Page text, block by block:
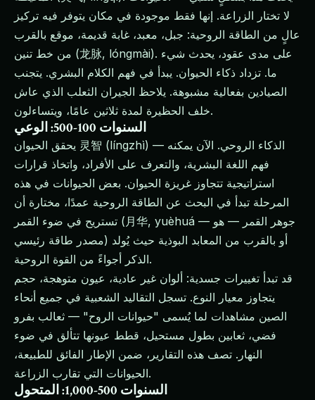
لا تختار الزراعة. إنها فقط موجودة في مكان يتوفر فيه تركيز
عالٍ من الطاقة الروحية: جبل، معبد، غابة قديمة، موقع بالقرب
من خط تنين (龙脉, lóngmài). على مدى عقود، يحدث شيء
ما. تزداد ذكاء الحيوان. يبدأ في فهم الكلام البشري. يتجنب
الصيادين بفعالية مشبوهة. يلاحظ الجيران الثعلب الذي عاش
خلف الحظيرة لمدة ثلاثين عامًا، ويتساءلون.
السنوات 100-500: الوعي
يحقق الحيوان 灵智 (língzhì) — الذكاء الروحي. الآن يمكنه
فهم اللغة البشرية، والتعرف على الأفراد، واتخاذ قرارات
استراتيجية تتجاوز غريزة الحيوان. بعض الحيوانات في هذه
المرحلة تبدأ في البحث عن الطاقة الروحية عمدًا، مختارة أن
تستريح في ضوء القمر (月华, yuèhuá — جوهر القمر — هو
مصدر طاقة رئيسي) أو بالقرب من المعابد البوذية حيث يُولد
الذكر أجواءً من القوة الروحية.
قد تبدأ تغييرات جسدية: ألوان غير عادية، عيون متوهجة، حجم
يتجاوز معيار النوع. تسجل التقاليد الشعبية في جميع أنحاء
الصين مشاهدات لما يُسمى "حيوانات الروح" — ثعالب بفرو
فضي، ثعابين بطول مستحيل، قطط عيونها تتألق في ضوء
النهار. تصف هذه التقارير، ضمن الإطار الفائق للطبيعة،
الحيوانات التي تقارب الزراعة.
السنوات 500-1,000: المتحول